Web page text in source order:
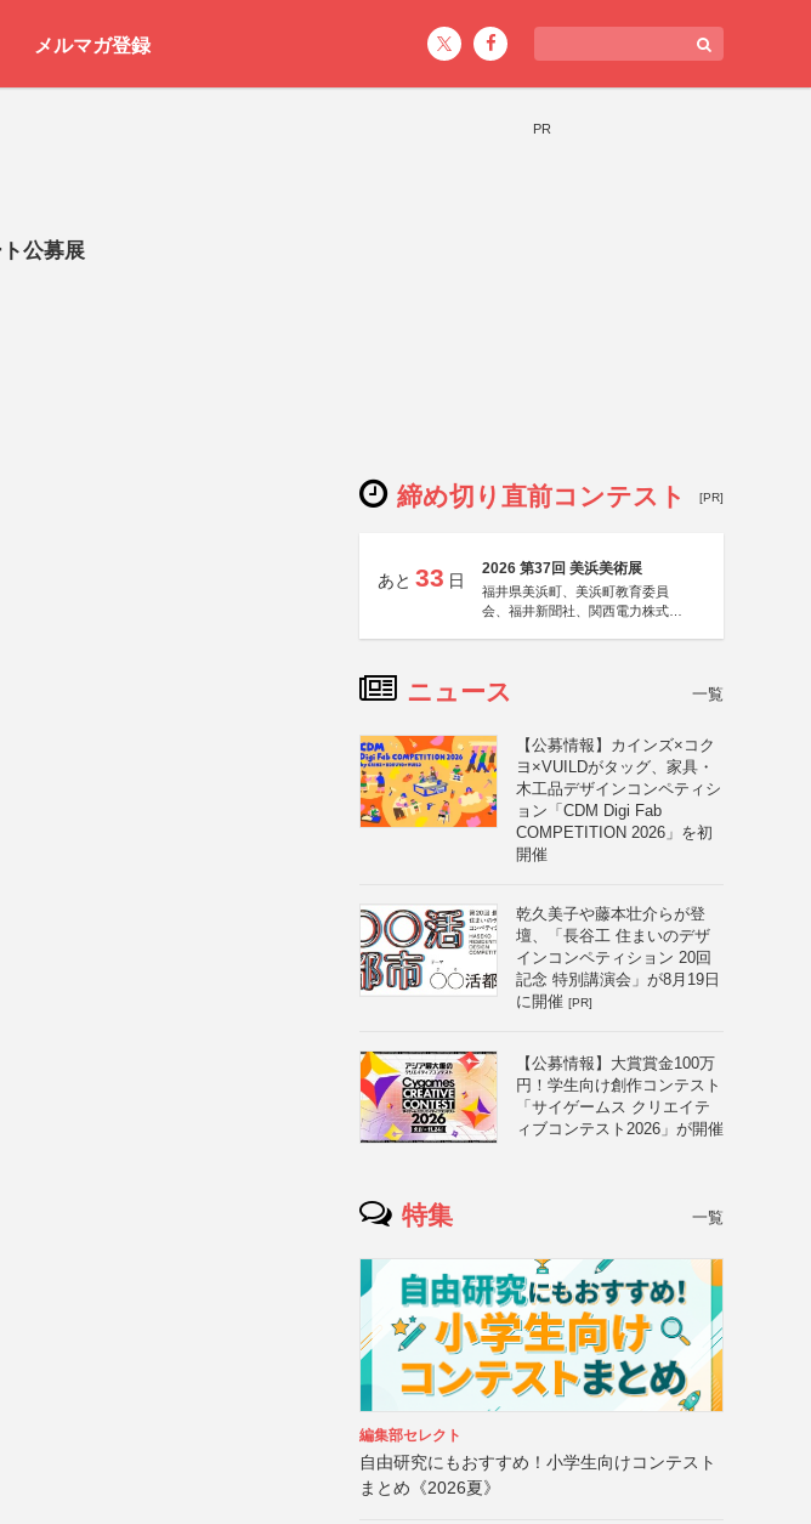
メルマガ登録
公募展
PR
締め切り直前コンテスト [PR]
あと 33 日
2026 第37回 美浜美術展
福井県美浜町、美浜町教育委員
会、福井新聞社、関西電力株式会
ニュース 一覧
【公募情報】カインズ×コク
ヨ×VUILDがタッグ、家具・
木工品デザインコンペティシ
ョン「CDM Digi Fab
COMPETITION 2026」を初
開催
乾久美子や藤本壮介らが登
壇、「長谷工 住まいのデザ
インコンペティション 20回
記念 特別講演会」が8月19日
に開催 [PR]
【公募情報】大賞賞金100万
円！学生向け創作コンテスト
「サイゲームス クリエイテ
ィブコンテスト2026」が開催
特集 一覧
編集部セレクト
自由研究にもおすすめ！小学生向けコンテスト
まとめ《2026夏》